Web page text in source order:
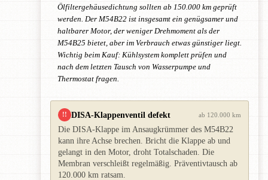
Ölfiltergehäusedichtung sollten ab 150.000 km geprüft
werden. Der M54B22 ist insgesamt ein genügsamer und
haltbarer Motor, der weniger Drehmoment als der
M54B25 bietet, aber im Verbrauch etwas günstiger liegt.
Wichtig beim Kauf: Kühlsystem komplett prüfen und
nach dem letzten Tausch von Wasserpumpe und
Thermostat fragen.
!! DISA-Klappenventil defekt ab 120.000 km
Die DISA-Klappe im Ansaugkrümmer des M54B22
kann ihre Achse brechen. Bricht die Klappe ab und
gelangt in den Motor, droht Totalschaden. Die
Membran verschleißt regelmäßig. Präventivtausch ab
120.000 km ratsam.